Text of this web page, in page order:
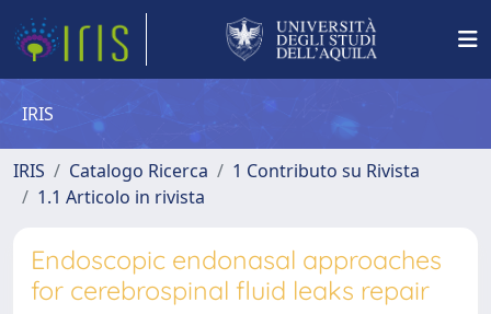
IRIS
IRIS Catalogo Ricerca
1 Contributo su Rivista
1.1 Articolo in rivista
Endoscopic endonasal approaches
for cerebrospinal fluid leaks repair